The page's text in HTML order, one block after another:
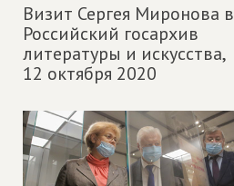
Визит Сергея Миронова в
Российский госархив
литературы и искусства,
12 октября 2020